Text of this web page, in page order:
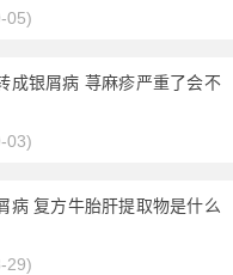
05)
成银屑病 荨麻疹严重了会不
03)
病 复方牛胎肝提取物是什么
29)